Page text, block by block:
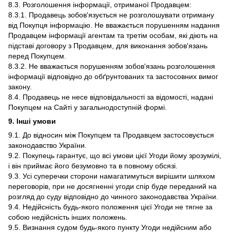
8.3. Розголошення інформації, отриманої Продавцем:
8.3.1. Продавець зобов'язується не розголошувати отриману
від Покупця інформацію. Не вважається порушенням надання
Продавцем інформації агентам та третім особам, які діють на
підставі договору з Продавцем, для виконання зобов'язань
перед Покупцем.
8.3.2. Не вважається порушенням зобов'язань розголошення
інформації відповідно до обґрунтованих та застосовних вимог
закону.
8.4. Продавець не несе відповідальності за відомості, надані
Покупцем на Сайті у загальнодоступній формі.
9. Інші умови
9.1. До відносин між Покупцем та Продавцем застосовується
законодавство України.
9.2. Покупець гарантує, що всі умови цієї Угоди йому зрозумілі,
і він приймає його безумовно та в повному обсязі.
9.3. Усі суперечки сторони намагатимуться вирішити шляхом
переговорів, при не досягненні угоди спір буде переданий на
розгляд до суду відповідно до чинного законодавства України.
9.4. Недійсність будь-якого положення цієї Угоди не тягне за
собою недійсність інших положень.
9.5. Визнання судом будь-якого пункту Угоди недійсним або